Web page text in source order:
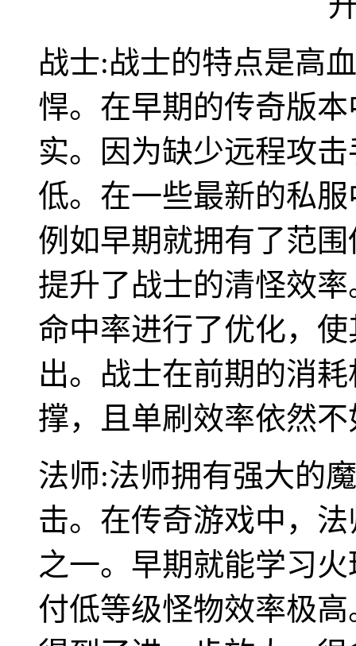
战士:战士的特点是高
悍。在早期的传奇版
实。因为缺少远程攻
低。在一些最新的私
例如早期就拥有了范
提升了战士的清怪效
命中率进行了优化，
出。战士在前期的消
撑，且单刷效率依然
法师:法师拥有强大的
击。在传奇游戏中，
之一。早期就能学习
付低等级怪物效率极